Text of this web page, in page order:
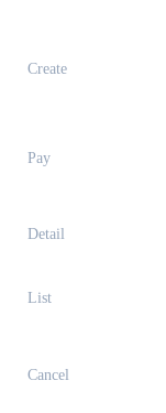
Create
Pay
Detail
List
Cancel